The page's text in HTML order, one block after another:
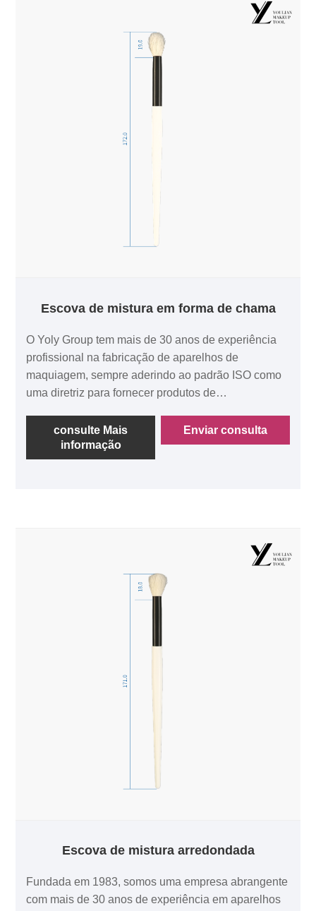
Escova de mistura em forma de chama
O Yoly Group tem mais de 30 anos de experiência
profissional na fabricação de aparelhos de
maquiagem, sempre aderindo ao padrão ISO como
uma diretriz para fornecer produtos de
clientes em todo o mundo. Como uma empresa
abrangente que integra P&D, design, produção e
vendas, estamos comprometidos com a inovação
consulte Mais
informação
Enviar consulta
Escova de mistura arredondada
Fundada em 1983, somos uma empresa abrangente
com mais de 30 anos de experiência em aparelhos